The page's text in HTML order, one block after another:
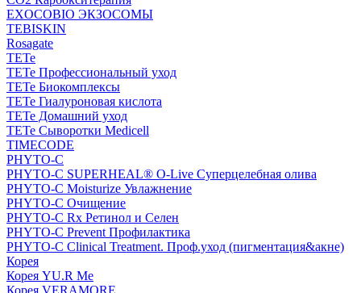
EXOCOBIO ЭКЗОСОМЫ
TEBISKIN
Rosagate
TETe
TETe Профессиональный уход
TETe Биокомплексы
TETe Гиалуроновая кислота
TETe Домашний уход
TETe Сыворотки Medicell
TIMECODE
PHYTO-C
PHYTO-C SUPERHEAL® O-Live Суперцелебная олива
PHYTO-C Moisturize Увлажнение
PHYTO-C Очищение
PHYTO-C Rx Ретинол и Селен
PHYTO-C Prevent Профилактика
PHYTO-C Clinical Treatment. Проф.уход (пигментация&акне)
Корея
Корея YU.R Me
Корея VERAMORE